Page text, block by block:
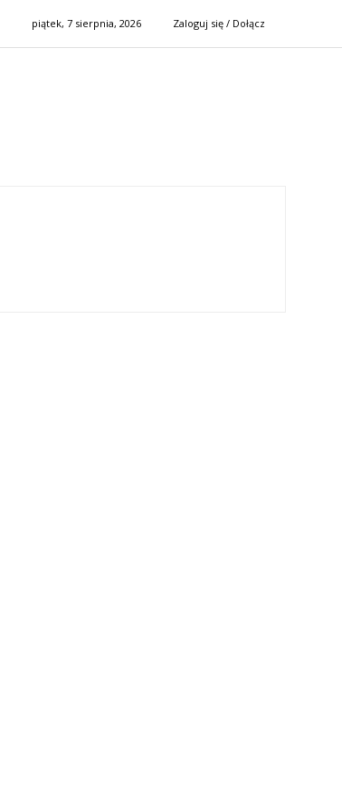
piątek, 7 sierpnia, 2026 Zaloguj się / Dołącz